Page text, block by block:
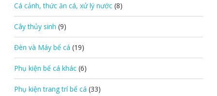
Cá cảnh, thức ăn cá, xử lý nước (8)
Cây thủy sinh (9)
Đèn và Máy bể cá (19)
Phụ kiện bể cá khác (6)
Phụ kiện trang trí bể cá (33)